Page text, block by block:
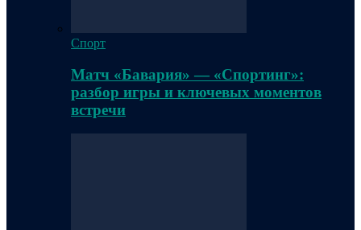
Спорт
Матч «Бавария» — «Спортинг»:
разбор игры и ключевых моментов
встречи